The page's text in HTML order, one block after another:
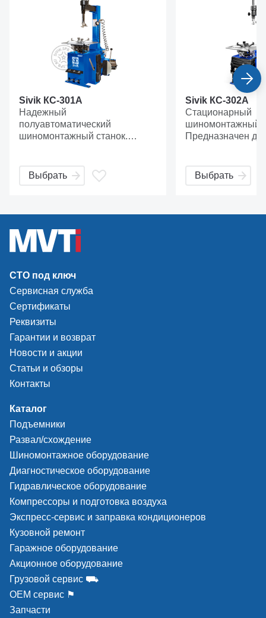
Инверторный привод
Для плавной регулировки скорости вращения зажима
Sivik КС-301А
Надежный
полуавтоматический
шиномонтажный станок.
автомобилей с посадочным
диаметром от 10" до 24".
Выбрать
Sivik КС-302А
Стационарный
шиномонтажный
Предназначен
автомобилей. В
шиномонтажном
Выбрать
СТО под ключ
Сервисная служба
Сертификаты
Реквизиты
Гарантии и возврат
Новости и акции
Статьи и обзоры
Контакты
Каталог
Подъемники
Развал/схождение
Шиномонтажное оборудование
Диагностическое оборудование
Гидравлическое оборудование
Компрессоры и подготовка воздуха
Экспресс-сервис и заправка кондиционеров
Кузовной ремонт
Гаражное оборудование
Акционное оборудование
Грузовой сервис ⛟
ОЕМ сервис ⚑
Запчасти